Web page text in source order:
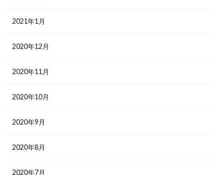
2021年1月
2020年12月
2020年11月
2020年10月
2020年9月
2020年8月
2020年7月